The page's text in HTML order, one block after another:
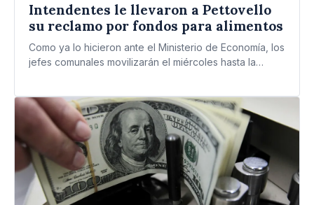
Intendentes le llevaron a Pettovello
su reclamo por fondos para alimentos
Como ya lo hicieron ante el Ministerio de Economía, los
jefes comunales movilizarán el miércoles hasta la